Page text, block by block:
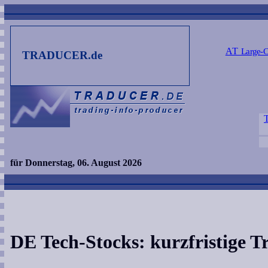
TRADUCER.de AT Large-
für Donnerstag, 06. August 2026
DE Tech-Stocks: kurzfristige